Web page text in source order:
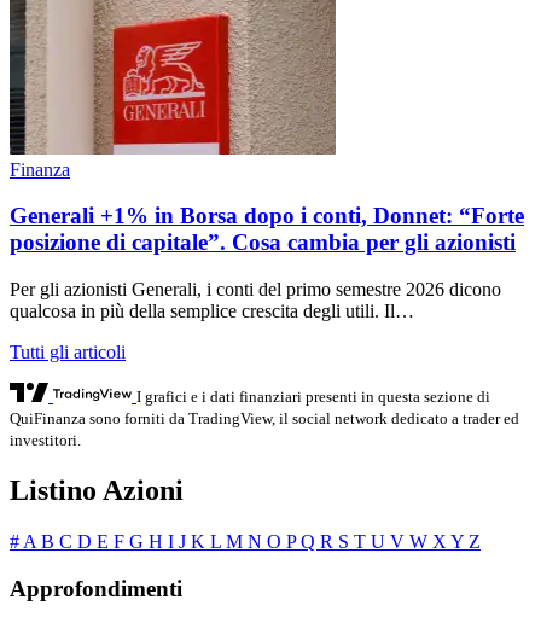
Finanza
Generali +1% in Borsa dopo i conti, Donnet: “Forte
posizione di capitale”. Cosa cambia per gli azionisti
Per gli azionisti Generali, i conti del primo semestre 2026 dicono
qualcosa in più della semplice crescita degli utili. Il…
Tutti gli articoli
I grafici e i dati finanziari presenti in questa sezione di
QuiFinanza sono forniti da TradingView, il social network dedicato a trader ed
investitori.
Listino Azioni
# A B C D E F G H I J K L M N O PQ R S T U V W X Y Z
Approfondimenti